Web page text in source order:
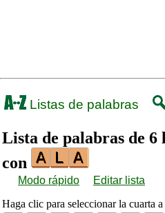
Listas de palabras
Lista de palabras de
con
Modo rápido
Editar lista
Haga clic para seleccionar la cuarta